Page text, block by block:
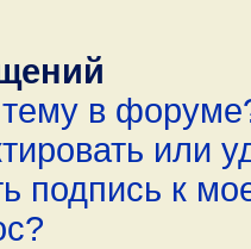
тему в
или
подпись к